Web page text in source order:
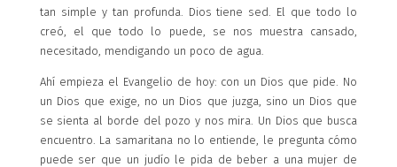
tan simple y tan profunda. Dios tiene sed. El que todo lo
creó, el que todo lo puede, se nos muestra cansado,
necesitado, mendigando un poco de agua.
Ahí empieza el Evangelio de hoy: con un Dios que pide. No
un Dios que exige, no un Dios que juzga, sino un Dios que
se sienta al borde del pozo y nos mira. Un Dios que busca
encuentro. La samaritana no lo entiende, le pregunta cómo
puede ser que un judío le pida de beber a una mujer de